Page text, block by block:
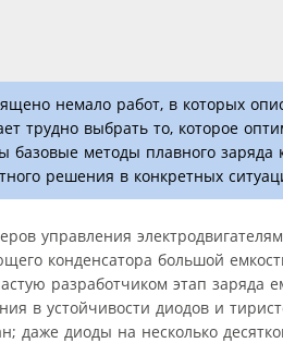
немало работ, в которых
трудно выбрать то, которое
базовые методы плавного
решения в конкретных
управления
конденсатора большой
разработчиком этап заряда
в устойчивости диодов и
даже диоды на несколько